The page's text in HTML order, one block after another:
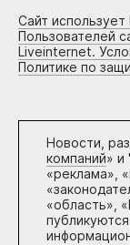
Сайт
Пользователей
Liveinternet.
Политике по
Новости,
компаний» и
«реклама»,
«область»,